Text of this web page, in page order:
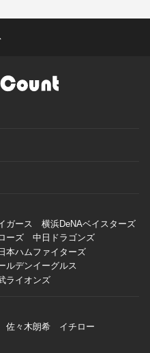
ガース
横浜DeNAベイスターズ
ーズ
中日ドラゴンズ
本ハムファイターズ
ルデンイーグルス
ライオンズ
佐々木朗希
イチロー